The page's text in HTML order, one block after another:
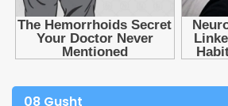
08 Gusht